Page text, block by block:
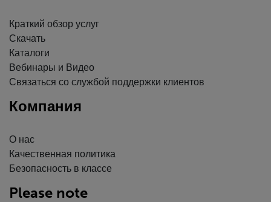
Краткий обзор услуг
Скачать
Каталоги
Вебинары и Видео
Связаться со службой поддержки клиентов
Компания
О нас
Качественная политика
Безопасность в классе
Please note